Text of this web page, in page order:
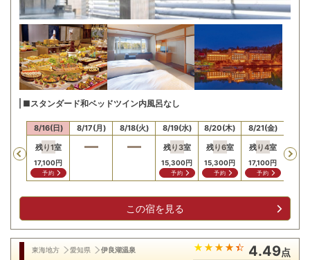
■スタンダード和ベッドツイン内風呂なし
Previous
8/16(日)
残り1室
17,100円
予約
8/17(月) 8/18(火)
8/19(水)
残り3室
15,300円
予約
8/20(木)
残り6室
15,300円
予約
8/21(金)
残り4室
17,100円
予約
この宿を見る
東海地方 愛知県 伊良湖温泉 4.49点